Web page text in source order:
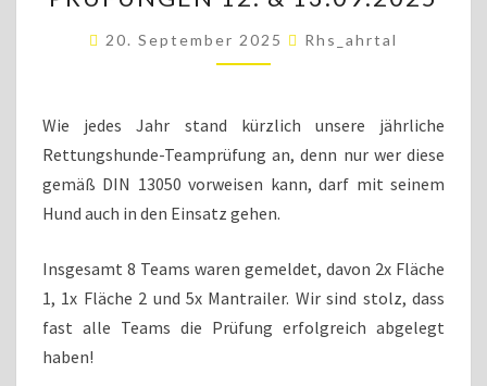
12.
&
13.09.2025
20. September 2025 Rhs_ahrtal
Wie jedes Jahr stand kürzlich unsere jährliche
Rettungshunde-Teamprüfung an, denn nur wer diese
gemäß DIN 13050 vorweisen kann, darf mit seinem
Hund auch in den Einsatz gehen.
Insgesamt 8 Teams waren gemeldet, davon 2x Fläche
1, 1x Fläche 2 und 5x Mantrailer. Wir sind stolz, dass
fast alle Teams die Prüfung erfolgreich abgelegt
haben!